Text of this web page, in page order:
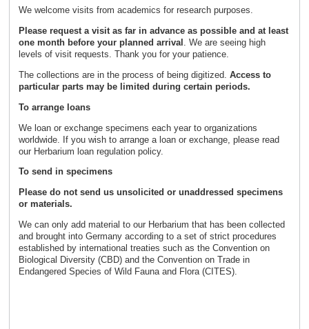
We welcome visits from academics for research purposes.
Please request a visit as far in advance as possible and at least
one month before your planned arrival . We are seeing high
levels of visit requests. Thank you for your patience.
The collections are in the process of being digitized. Access to
particular parts may be limited during certain periods.
To arrange loans
We loan or exchange specimens each year to organizations
worldwide. If you wish to arrange a loan or exchange, please read
our Herbarium loan regulation policy.
To send in specimens
Please do not send us unsolicited or unaddressed specimens
or materials.
We can only add material to our Herbarium that has been collected
and brought into Germany according to a set of strict procedures
established by international treaties such as the Convention on
Biological Diversity (CBD) and the Convention on Trade in
Endangered Species of Wild Fauna and Flora (CITES).